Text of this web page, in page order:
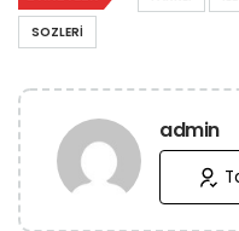
SOZLERI
admin